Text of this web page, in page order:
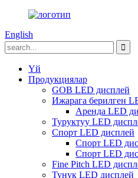
English
Үй
Продукциялар
GOB LED дисплей
Ижарага берилген
Аренда LED
Туруктуу LED
Спорт LED дисплей
Спорт LED
Спорт LED
Fine Pitch LED
Тунук LED дисплей